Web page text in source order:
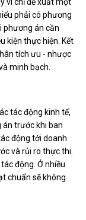
vì chỉ đề xuất một
phải có phương
phương án cần
kiện thực hiện. Kết
tích ưu - nhược
minh bạch.
tác động kinh tế,
án trước khi ban
động tới doanh
và rủi ro thực thi.
động. Ở nhiều
chuẩn sẽ không